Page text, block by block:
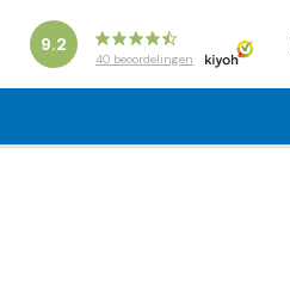
9.2
40 beoordelingen